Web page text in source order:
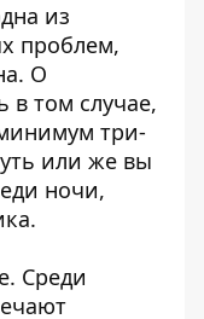
из
проблем,
О
том случае,
три-
или же вы
ночи,
Среди